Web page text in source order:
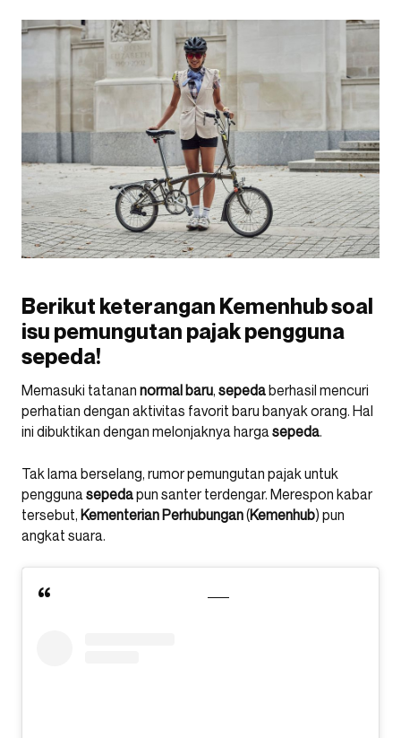
Berikut keterangan Kemenhub soal
isu pemungutan pajak pengguna
sepeda!
Memasuki tatanan normal baru, sepedaberhasil mencuri
perhatian dengan aktivitas favorit baru banyak orang. Hal
ini dibuktikan dengan melonjaknya hargasepeda.
Tak lama berselang, rumor pemungutan pajak untuk
penggunasepedapun santer terdengar. Merespon kabar
tersebut, Kementerian Perhubungan(Kemenhub) pun
angkat suara.